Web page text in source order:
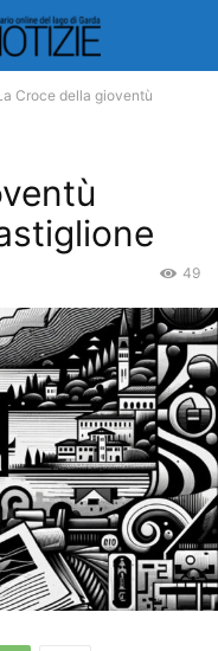
Croce della gioventù
49